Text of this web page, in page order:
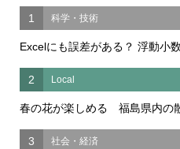
1 科学・技術
Excelにも誤差がある？ 浮動小
2 Local
春の花が楽しめる 福島県内の
3 社会・経済